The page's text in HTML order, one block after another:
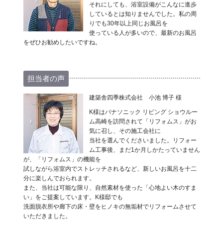
それにしても、浴室設備がこんなに進歩
しているとは知りませんでした。私の周
りでも30年以上同じお風呂を
使っている人が多いので、最新のお風呂
をぜひお勧めしたいですね。
担当者の声
建築舎四季株式会社 小池 博子 様
K様はパナソニック リビング ショウルー
ム高崎を訪問されて「リフォムス」がお
気に召し、その施工会社に
当社を選んでくださいました。リフォー
ム工事後、まだ1か月しかたっていません
が、「リフォムス」の機能を
試しながら浴室内でストレッチされるなど、新しいお風呂を十二
分に楽しんでおられます。
また、当社は可能な限り、自然素材を使った「心地よい木のすま
い」をご提案しています。K様邸でも
洗面脱衣所や廊下の床・壁をヒノキの無垢材でリフォームさせて
いただきました。